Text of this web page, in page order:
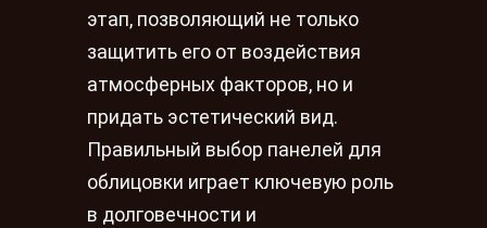
этап, позволяющий не только
защитить его от воздействия
атмосферных факторов, но и
придать эстетический вид.
Правильный выбор панелей для
облицовки играет ключевую роль
в долговечности и